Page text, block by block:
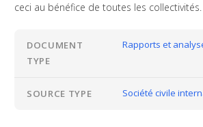
ceci au bénéfice de toutes les collectivités.
DOCUMENT
TYPE
Rapports et
SOURCE TYPE Société civile